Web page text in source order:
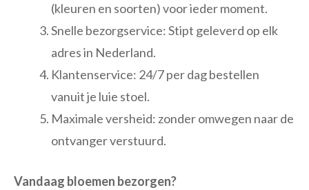
(kleuren en soorten) voor ieder moment.
Snelle bezorgservice: Stipt geleverd op elk
adres in Nederland.
Klantenservice: 24/7 per dag bestellen
vanuit je luie stoel.
Maximale versheid: zonder omwegen naar de
ontvanger verstuurd.
Vandaag bloemen bezorgen?